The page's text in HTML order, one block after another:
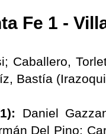
Fe 1 -
Caballero,
Bastía
Daniel
Del Pino;